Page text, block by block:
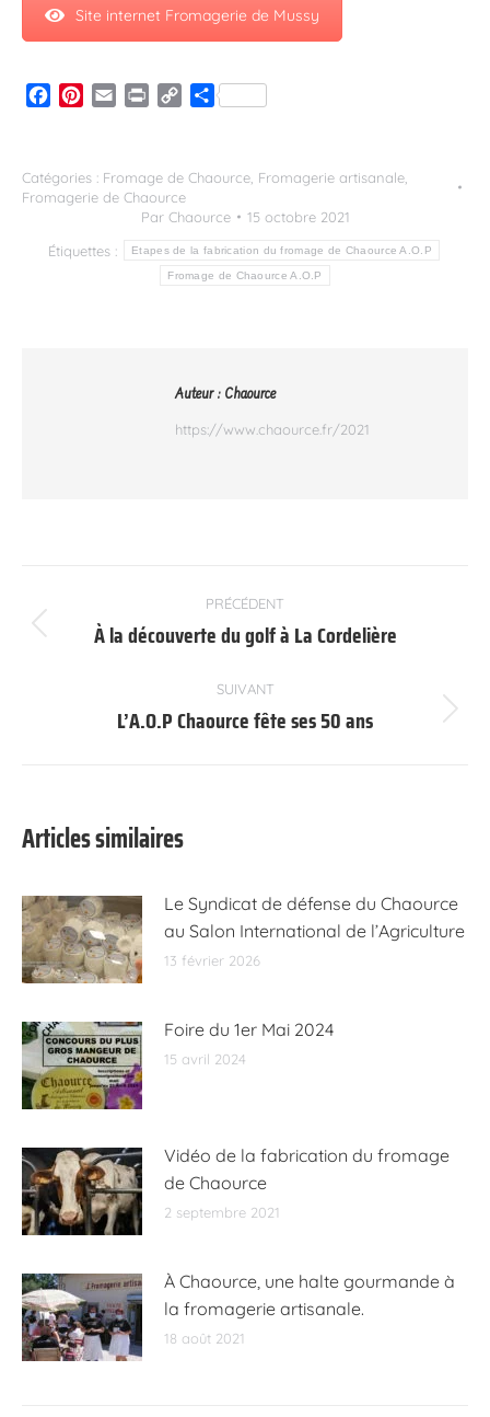
Site internet Fromagerie de Mussy
Facebook
Pinterest
Email Print
CopyPartager
Catégories : Fromage de Chaource Fromagerie artisanale
Fromagerie de Chaource
Par Chaource
15 octobre 2021
Étiquettes :
Etapes de la fabrication du fromage de Chaource A.O.P
Fromage de Chaource A.O.P
Auteur : Chaource
https://www.chaource.fr/2021
article
PRÉCÉDENT
Article
:
À la découverte du golf à La Cordelière
SUIVANT
Article
L’A.O.P Chaource fête ses 50 ans
Articles similaires
Le Syndicat de défense du Chaource
au Salon International de l’Agriculture
13 février 2026
Foire du 1er Mai 2024
15 avril 2024
Vidéo de la fabrication du fromage
de Chaource
2 septembre 2021
À Chaource, une halte gourmande à
la fromagerie artisanale.
18 août 2021